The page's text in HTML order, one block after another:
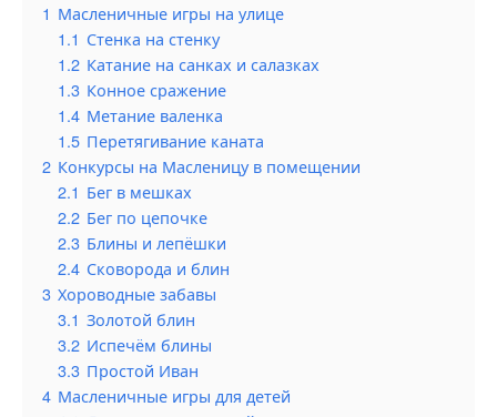
1 Масленичные игры на улице
1.1 Стенка на стенку
1.2 Катание на санках и салазках
1.3 Конное сражение
1.4 Метание валенка
1.5 Перетягивание каната
2 Конкурсы на Масленицу в помещении
2.1 Бег в мешках
2.2 Бег по цепочке
2.3 Блины и лепёшки
2.4 Сковорода и блин
3 Хороводные забавы
3.1 Золотой блин
3.2 Испечём блины
3.3 Простой Иван
4 Масленичные игры для детей